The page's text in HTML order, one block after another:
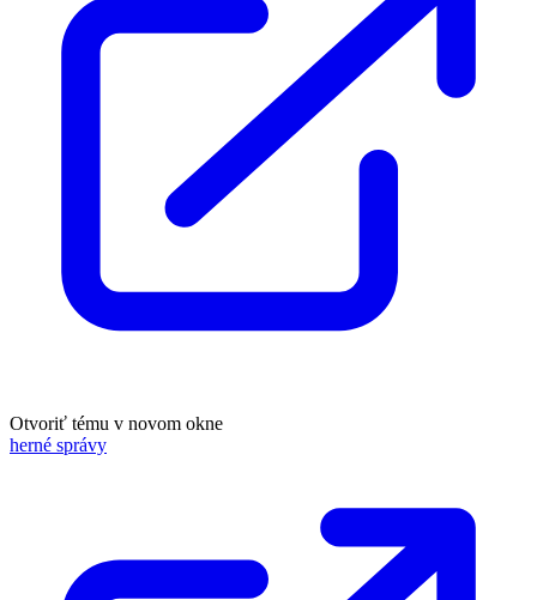
Otvoriť tému v novom okne
herné správy